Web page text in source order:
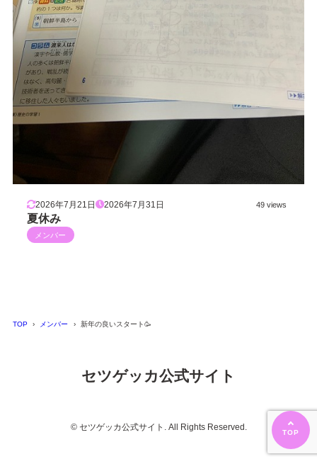
2026年7月21日 2026年7月31日 49 views
夏休み
メンバー
TOP メンバー 新年の良いスタート🥳
セツゲッカ公式サイト
© セツゲッカ公式サイト. All Rights Reserved.